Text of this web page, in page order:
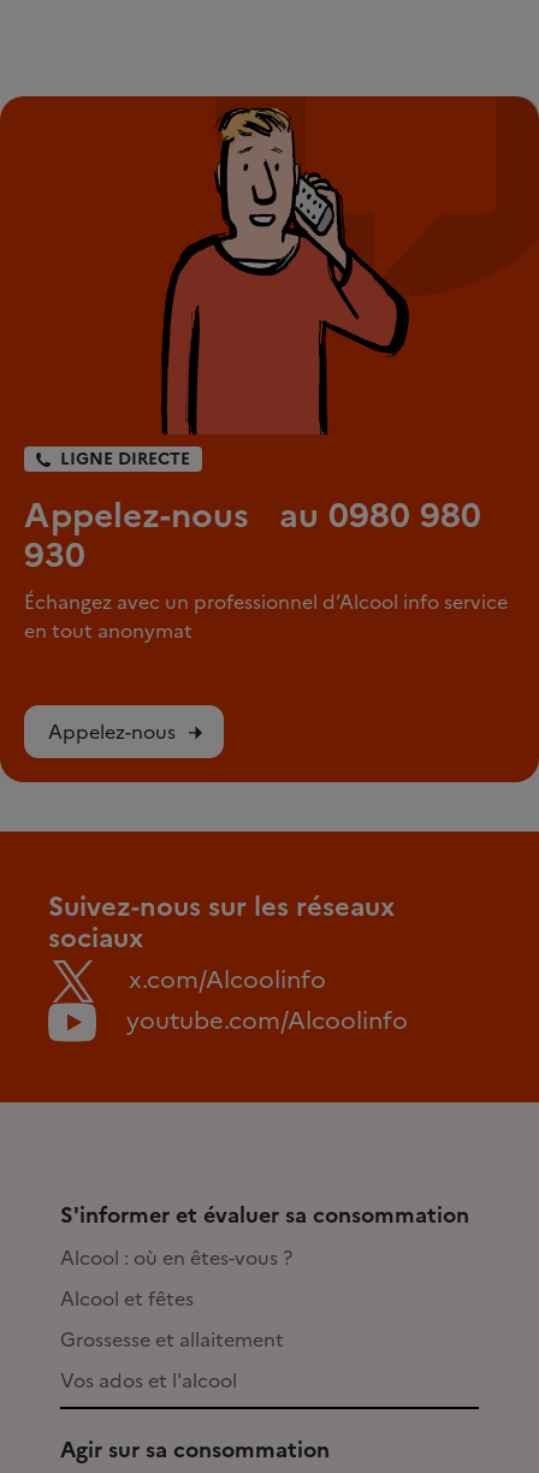
LIGNE DIRECTE
Appelez-nous au 0980 980
930
Échangez avec un professionnel d’Alcool info service
en tout anonymat
Appelez-nous
Suivez-nous sur les réseaux
sociaux
x.com/Alcoolinfo
youtube.com/Alcoolinfo
S'informer et évaluer sa consommation
Alcool : où en êtes-vous ?
Alcool et fêtes
Grossesse et allaitement
Vos ados et l'alcool
Agir sur sa consommation